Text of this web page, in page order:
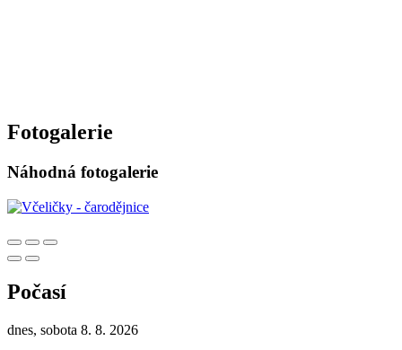
Fotogalerie
Náhodná fotogalerie
Počasí
dnes, sobota 8. 8. 2026